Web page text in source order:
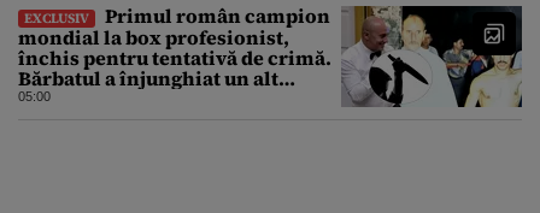
EXCLUSIV
Primul român campion
mondial la box profesionist,
închis pentru tentativă de crimă.
Bărbatul a înjunghiat un alt
interlop periculos
05:00